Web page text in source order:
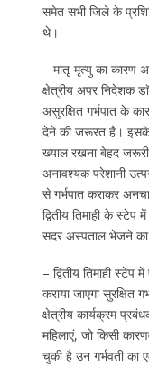
समेत सभी जिले के
थे।
– मातृ-मृत्यु का कारण
क्षेत्रीय अपर निदेशक
असुरक्षित गर्भपात के
देने की जरूरत है। इसके
ख्याल रखना बेहद जरूरी
अनावश्यक परेशानी
से गर्भपात कराकर
द्वितीय तिमाही के स्टेप
सदर अस्पताल भेजने का
– द्वितीय तिमाही
कराया जाएगा सुरक्षित
क्षेत्रीय कार्यक्रम
महिलाएं, जो किसी
चुकी है उन गर्भवती का